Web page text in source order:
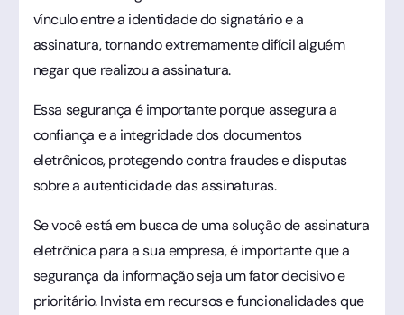
vínculo entre a identidade do signatário e a
assinatura, tornando extremamente difícil alguém
negar que realizou a assinatura.
Essa segurança é importante porque assegura a
confiança e a integridade dos documentos
eletrônicos, protegendo contra fraudes e disputas
sobre a autenticidade das assinaturas.
Se você está em busca de uma solução de assinatura
eletrônica para a sua empresa, é importante que a
segurança da informação seja um fator decisivo e
prioritário. Invista em recursos e funcionalidades que